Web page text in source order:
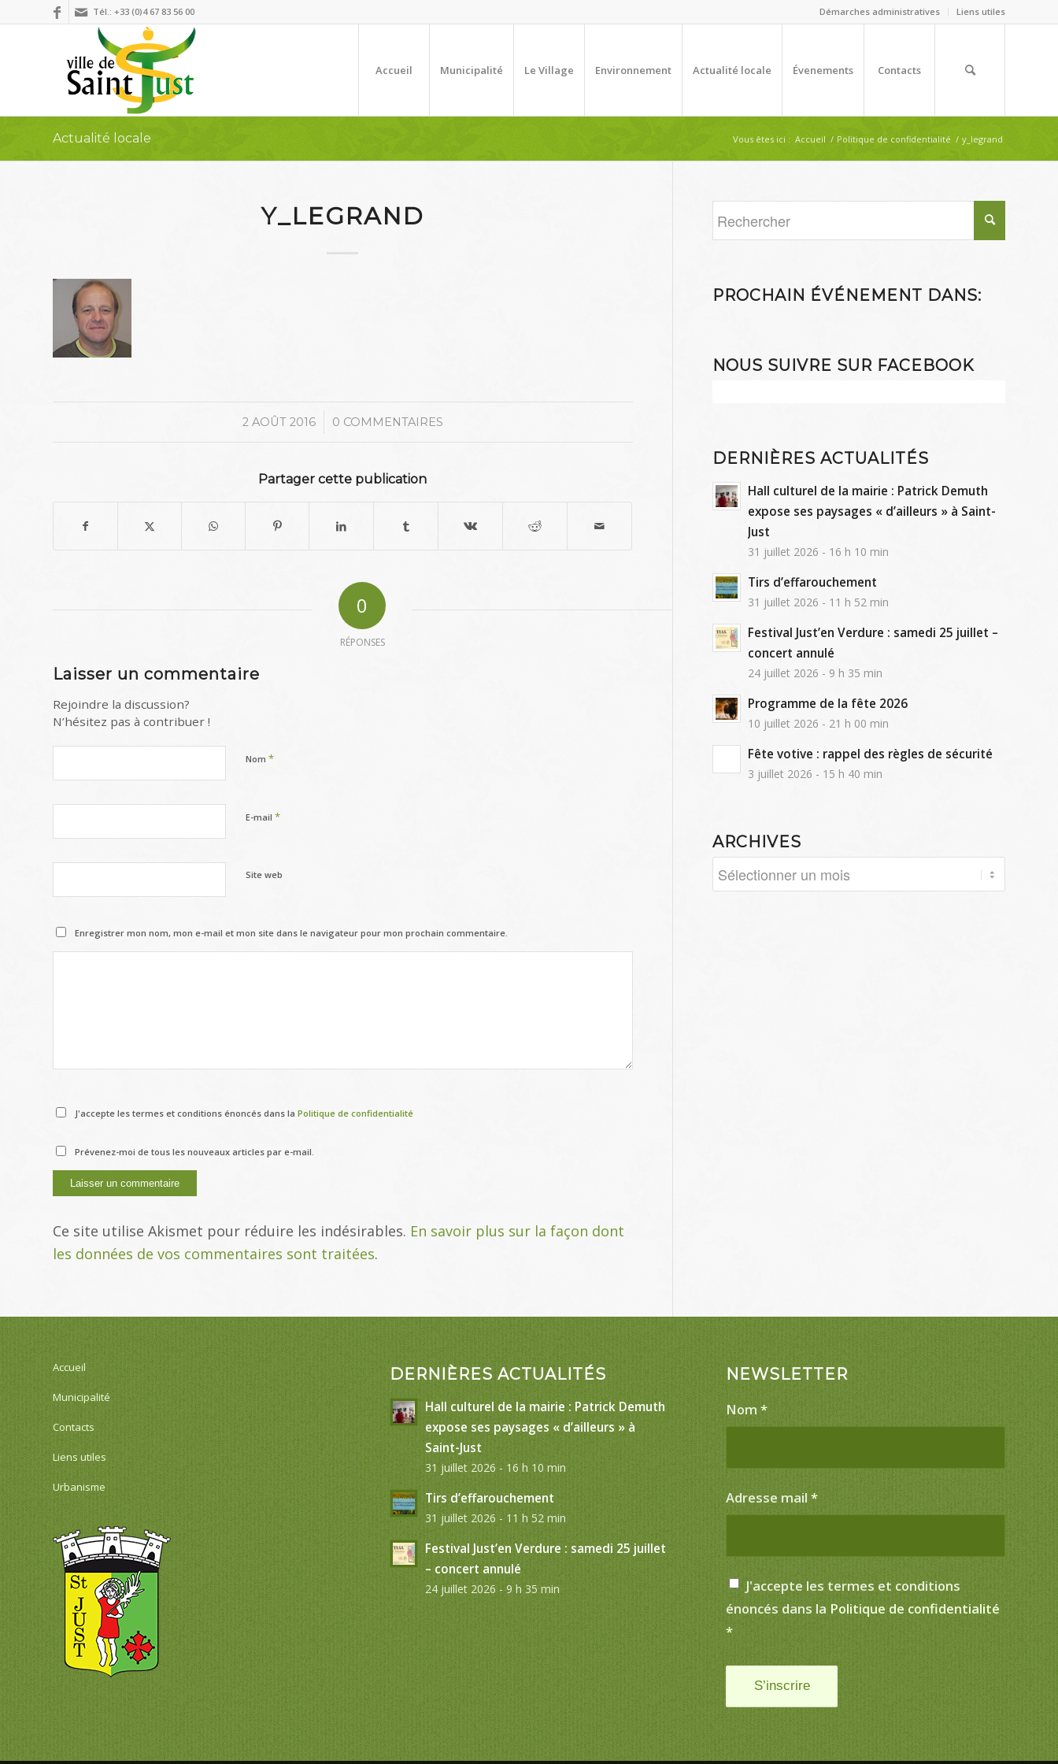
Démarches administratives Liens utiles
Tél.: +33 (0)4 67 83 56 00
Accueil Municipalité Le Village Environnement Actualité locale Évenements Contacts
Actualité locale Vous êtes ici : Accueil / Politique de confidentialité / y_legrand
Y_LEGRAND
2 AOÛT 2016
/ 0 COMMENTAIRES
Partager cette publication
0
RÉPONSES
Laisser un commentaire
Rejoindre la discussion?
N’hésitez pas à contribuer !
Nom *
E-mail *
Site web
Enregistrer mon nom, mon e-mail et mon site dans le navigateur pour mon prochain commentaire.
J'accepte les termes et conditions énoncés dans la Politique de confidentialité
Prévenez-moi de tous les nouveaux articles par e-mail.
Ce site utilise Akismet pour réduire les indésirables. En savoir plus sur la façon dont
les données de vos commentaires sont traitées.
PROCHAIN ÉVÉNEMENT DANS:
NOUS SUIVRE SUR FACEBOOK
DERNIÈRES ACTUALITÉS
Hall culturel de la mairie : Patrick Demuth
expose ses paysages « d’ailleurs » à Saint-
Just
31 juillet 2026 - 16 h 10 min
Tirs d’effarouchement
31 juillet 2026 - 11 h 52 min
Festival Just’en Verdure : samedi 25 juillet –
concert annulé
24 juillet 2026 - 9 h 35 min
Programme de la fête 2026
10 juillet 2026 - 21 h 00 min
Fête votive : rappel des règles de sécurité
3 juillet 2026 - 15 h 40 min
ARCHIVES
Accueil
Municipalité
Contacts
Liens utiles
Urbanisme
DERNIÈRES ACTUALITÉS
Hall culturel de la mairie : Patrick Demuth
expose ses paysages « d’ailleurs » à
Saint-Just
31 juillet 2026 - 16 h 10 min
Tirs d’effarouchement
31 juillet 2026 - 11 h 52 min
Festival Just’en Verdure : samedi 25 juillet
– concert annulé
24 juillet 2026 - 9 h 35 min
NEWSLETTER
Nom*
Adresse mail*
J'accepte les termes et conditions
énoncés dans la Politique de confidentialité
*